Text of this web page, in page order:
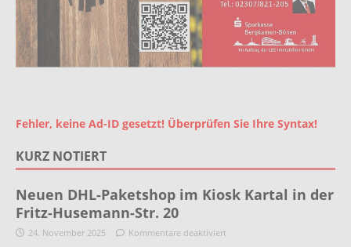
Fehler, keine Ad-ID gesetzt! Überprüfen Sie Ihre Syntax!
KURZ NOTIERT
Neuen DHL-Paketshop im Kiosk Kartal in der
Fritz-Husemann-Str. 20
24. November 2025 Kommentare deaktiviert